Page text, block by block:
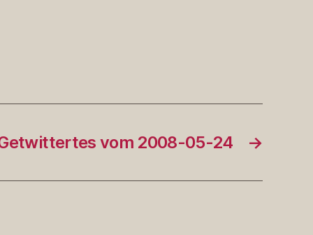
→
vom 2008-05-24